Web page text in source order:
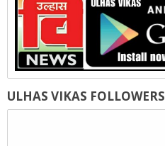
ULHAS VIKAS FOLLOWERS